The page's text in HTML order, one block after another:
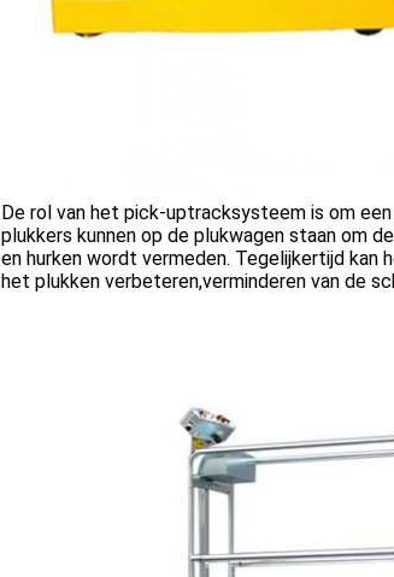
De rol van het pick-uptracksysteem is om
plukkers kunnen op de plukwagen staan om
en hurken wordt vermeden. Tegelijkertijd
het plukken verbeteren,verminderen van de